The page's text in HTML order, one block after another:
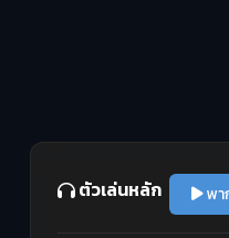
ตัวเล่นหลัก พา